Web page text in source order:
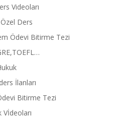
Videoları
Ders
Ödevi Bitirme Tezi
İlanları
Bitirme Tezi
Vİdeoları